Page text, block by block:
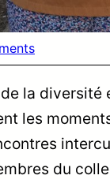
la diversité
les
du